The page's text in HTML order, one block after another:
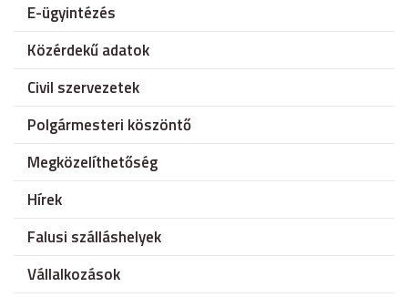
E-ügyintézés
Közérdekű adatok
Civil szervezetek
Polgármesteri köszöntő
Megközelíthetőség
Hírek
Falusi szálláshelyek
Vállalkozások